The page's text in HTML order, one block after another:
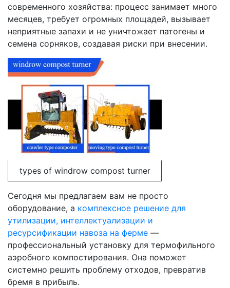
современного хозяйства: процесс занимает много
месяцев, требует огромных площадей, вызывает
неприятные запахи и не уничтожает патогены и
семена сорняков, создавая риски при внесении.
types of windrow compost turner
Сегодня мы предлагаем вам не просто
оборудование, а комплексное решение для
утилизации, интеллектуализации и
ресурсификации навоза на ферме —
профессиональный установку для термофильного
аэробного компостирования. Она поможет
системно решить проблему отходов, превратив
бремя в прибыль.